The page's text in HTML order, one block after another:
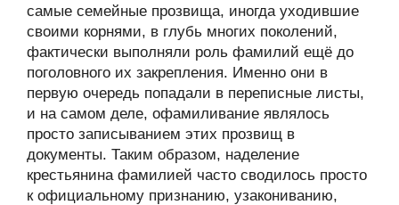
самые семейные прозвища, иногда уходившие
своими корнями, в глубь многих поколений,
фактически выполняли роль фамилий ещё до
поголовного их закрепления. Именно они в
первую очередь попадали в переписные листы,
и на самом деле, офамиливание являлось
просто записыванием этих прозвищ в
документы. Таким образом, наделение
крестьянина фамилией часто сводилось просто
к официальному признанию, узакониванию,